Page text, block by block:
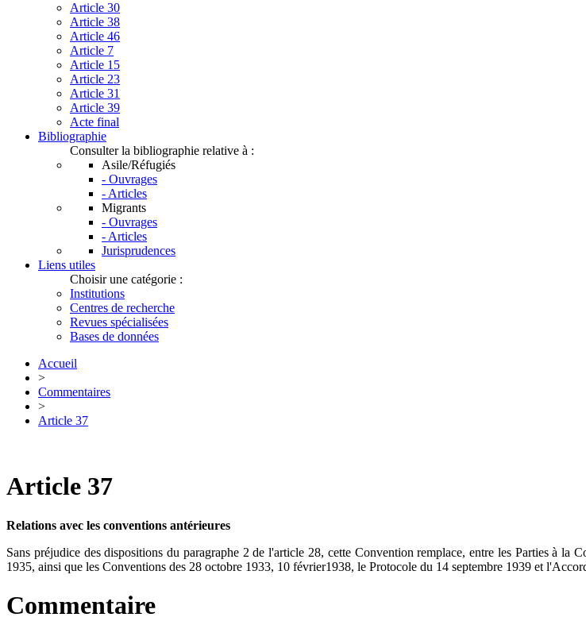
Article 30
Article 38
Article 46
Article 7
Article 15
Article 23
Article 31
Article 39
Acte final
Bibliographie
Consulter la bibliographie relative à :
Asile/Réfugiés
- Ouvrages
- Articles
Migrants
- Ouvrages
- Articles
Jurisprudences
Liens utiles
Choisir une catégorie :
Institutions
Centres de recherche
Revues spécialisées
Bases de données
Accueil
>
Commentaires
>
Article 37
Article 37
Relations avec les conventions antérieures
Sans préjudice des dispositions du paragraphe 2 de l'article 28, cette Convention remplace, entre les Parties à
1935, ainsi que les Conventions des 28 octobre 1933, 10 février1938, le Protocole du 14 septembre 1939 et
Commentaire